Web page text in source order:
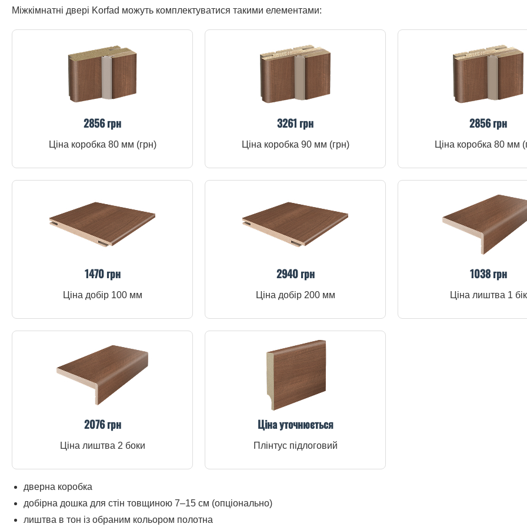
Міжкімнатні двері Korfad можуть комплектуватися такими елементами:
2856 грн
Ціна коробка 80 мм (грн)
3261 грн
Ціна коробка 90 мм (грн)
2856 грн
Ціна коробка 80 мм
1470 грн
Ціна добір 100 мм
2940 грн
Ціна добір 200 мм
1038 грн
Ціна лиштва 1 бік
2076 грн
Ціна лиштва 2 боки
Ціна уточнюється
Плінтус підлоговий
дверна коробка
добірна дошка для стін товщиною 7–15 см (опціонально)
лиштва в тон із обраним кольором полотна